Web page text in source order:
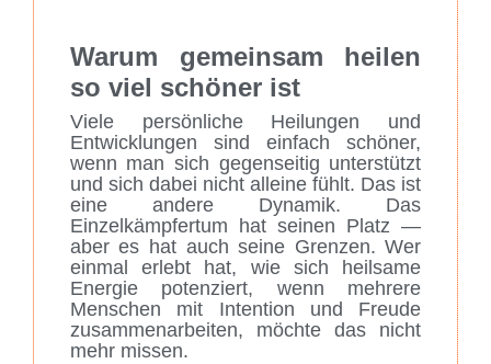
Warum gemeinsam heilen
so viel schöner ist
Viele persönliche Heilungen und
Entwicklungen sind einfach schöner,
wenn man sich gegenseitig unterstützt
und sich dabei nicht alleine fühlt. Das ist
eine andere Dynamik. Das
Einzelkämpfertum hat seinen Platz —
aber es hat auch seine Grenzen. Wer
einmal erlebt hat, wie sich heilsame
Energie potenziert, wenn mehrere
Menschen mit Intention und Freude
zusammenarbeiten, möchte das nicht
mehr missen.